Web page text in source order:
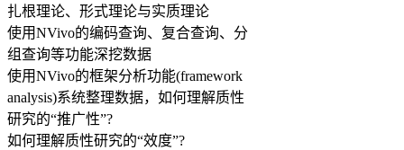
扎根理论、形式理论与实质理论
使用NVivo的编码查询、复合查询、分
组查询等功能深挖数据
使用NVivo的框架分析功能(framework
analysis)系统整理数据，如何理解质性
研究的“推广性”?
如何理解质性研究的“效度”?